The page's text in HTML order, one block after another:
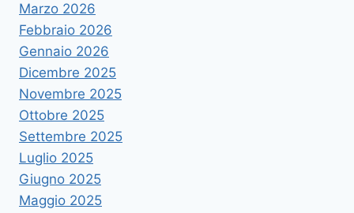
Marzo 2026
Febbraio 2026
Gennaio 2026
Dicembre 2025
Novembre 2025
Ottobre 2025
Settembre 2025
Luglio 2025
Giugno 2025
Maggio 2025